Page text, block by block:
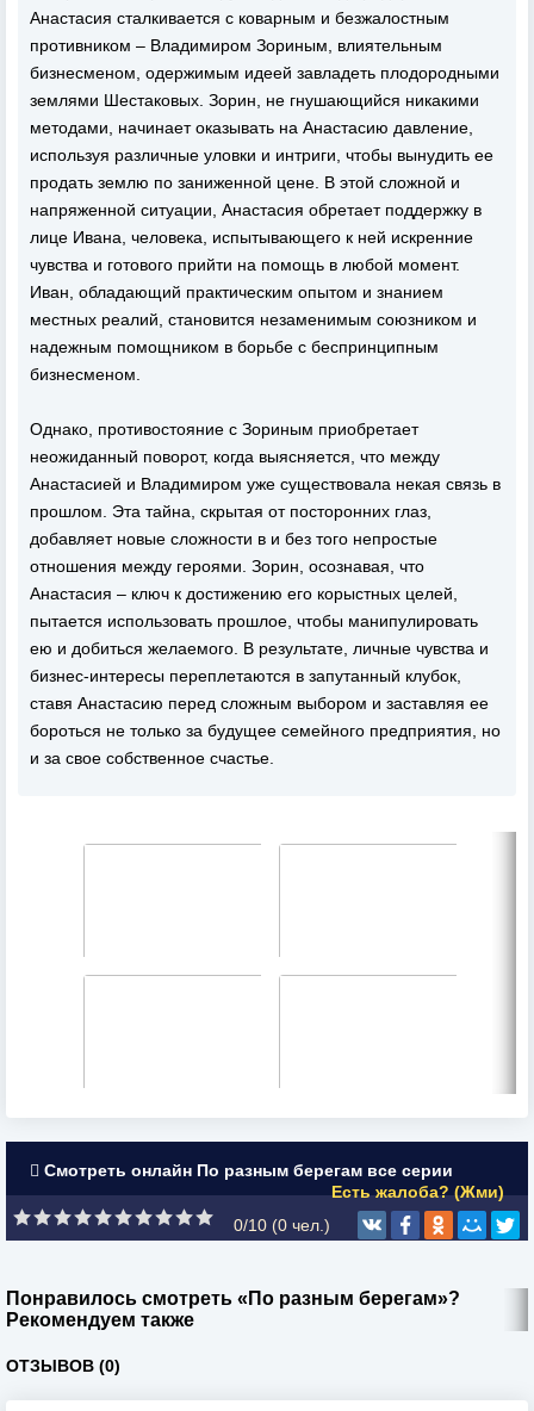
Анастасия сталкивается с коварным и безжалостным
противником – Владимиром Зориным, влиятельным
бизнесменом, одержимым идеей завладеть плодородными
землями Шестаковых. Зорин, не гнушающийся никакими
методами, начинает оказывать на Анастасию давление,
используя различные уловки и интриги, чтобы вынудить ее
продать землю по заниженной цене. В этой сложной и
напряженной ситуации, Анастасия обретает поддержку в
лице Ивана, человека, испытывающего к ней искренние
чувства и готового прийти на помощь в любой момент.
Иван, обладающий практическим опытом и знанием
местных реалий, становится незаменимым союзником и
надежным помощником в борьбе с беспринципным
бизнесменом.
Однако, противостояние с Зориным приобретает
неожиданный поворот, когда выясняется, что между
Анастасией и Владимиром уже существовала некая связь в
прошлом. Эта тайна, скрытая от посторонних глаз,
добавляет новые сложности в и без того непростые
отношения между героями. Зорин, осознавая, что
Анастасия – ключ к достижению его корыстных целей,
пытается использовать прошлое, чтобы манипулировать
ею и добиться желаемого. В результате, личные чувства и
бизнес-интересы переплетаются в запутанный клубок,
ставя Анастасию перед сложным выбором и заставляя ее
бороться не только за будущее семейного предприятия, но
и за свое собственное счастье.
Смотреть онлайн По разным берегам все серии
Есть жалоба? (Жми)
0/10 (0 чел.)
Понравилось смотреть «По разным берегам»?
Рекомендуем также
ОТЗЫВОВ (0)